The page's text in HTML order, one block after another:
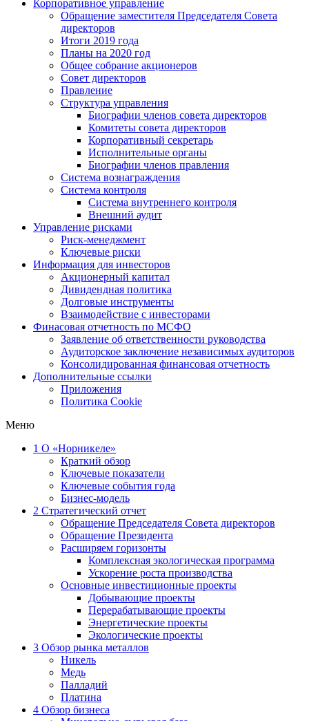
Корпоративное управление
Обращение заместителя Председателя Совета
директоров
Итоги 2019 года
Планы на 2020 год
Общее собрание акционеров
Совет директоров
Правление
Структура управления
Биографии членов совета директоров
Комитеты совета директоров
Корпоративный секретарь
Исполнительные органы
Биографии членов правления
Система вознаграждения
Система контроля
Система внутреннего контроля
Внешний аудит
Управление рисками
Риск-менеджмент
Ключевые риски
Информация для инвесторов
Акционерный капитал
Дивидендная политика
Долговые инструменты
Взаимодействие с инвеcторами
Финасовая отчетность по МСФО
Заявление об ответственности руководства
Аудиторское заключение независимых аудиторов
Консолидированная финансовая отчетность
Дополнительные ссылки
Приложения
Политика Cookie
Меню
1 О «Норникеле»
Краткий обзор
Ключевые показатели
Ключевые события года
Бизнес-модель
2 Стратегический отчет
Обращение Председателя Совета директоров
Обращение Президента
Расширяем горизонты
Комплексная экологическая программа
Ускорение роста производства
Основные инвестиционные проекты
Добывающие проекты
Перерабатывающие проекты
Энергетические проекты
Экологические проекты
3 Обзор рынка металлов
Никель
Медь
Палладий
Платина
4 Обзор бизнеса